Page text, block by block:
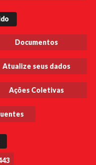
Documentos
Atualize seus dados
Ações Coletivas